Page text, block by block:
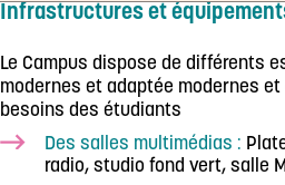
Infrastructures et
Le Campus dispose de différents
modernes et adaptée modernes
besoins des étudiants
Des salles multimédias :
radio, studio fond vert, salle